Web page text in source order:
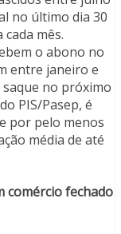
no último dia 30
mês.
o abono no
entre janeiro e
no próximo
PIS/Pasep, é
por pelo menos
média de até
comércio fechado